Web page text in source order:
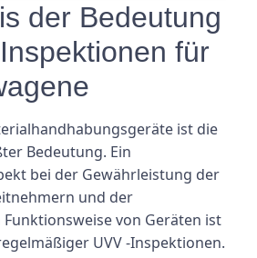
der Bedeutung
für
ist die
Bedeutung. Ein
bei der Gewährleistung der
und der
von Geräten ist
UVV -Inspektionen.